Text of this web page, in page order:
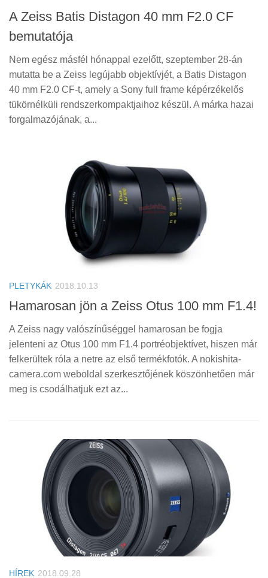
A Zeiss Batis Distagon 40 mm F2.0 CF
bemutatója
Nem egész másfél hónappal ezelőtt, szeptember 28-án
mutatta be a Zeiss legújabb objektívjét, a Batis Distagon
40 mm F2.0 CF-t, amely a Sony full frame képérzékelős
tükörnélküli rendszerkompaktjaihoz készül. A márka hazai
forgalmazójának, a...
PLETYKÁK 2018.10.13
Hamarosan jön a Zeiss Otus 100 mm F1.4!
A Zeiss nagy valószínűséggel hamarosan be fogja
jelenteni az Otus 100 mm F1.4 portréobjektívet, hiszen már
felkerültek róla a netre az első termékfotók. A nokishita-
camera.com weboldal szerkesztőjének köszönhetően már
meg is csodálhatjuk ezt az...
HÍREK 2018.09.28